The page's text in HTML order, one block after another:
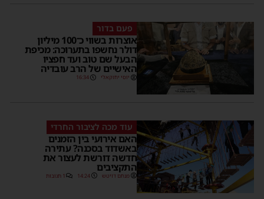
פעם בדור
אוצרות בשווי כ־100 מיליון
דולר נחשפו בתערוכה: מכיפת
הבעל שם טוב ועד חפציו
האישיים של הרב עובדיה
יוסי יחזקאלי 16:34
עוד מכה לציבור החרדי
האם אירועי בין הזמנים
באשדוד בסכנה? עתירה
חדשה דורשת לעצור את
התקציבים
מנחם דויטש 14:24 1 תגובות